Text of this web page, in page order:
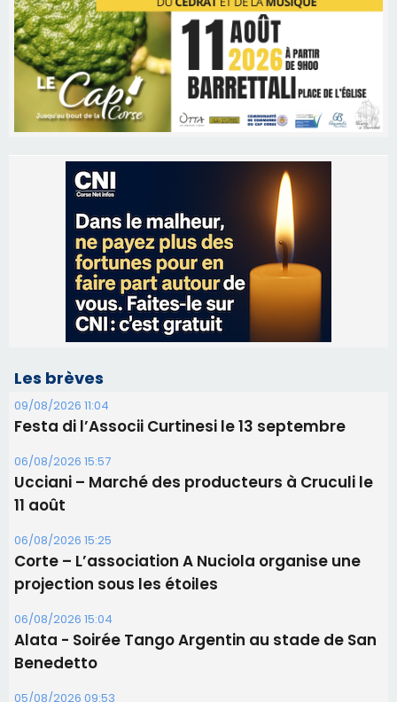
Les brèves
09/08/2026 11:04
Festa di l’Associi Curtinesi le 13 septembre
06/08/2026 15:57
Ucciani – Marché des producteurs à Cruculi le
06/08/2026 15:25
Corte – L’association A Nuciola organise une
projection sous les étoiles
06/08/2026 15:04
Alata - Soirée Tango Argentin au stade de San
Benedetto
05/08/2026 09:53
Biguglia : messe de la Sainte-Marie et
procession le 14 août
31/07/2026 08:24
Tennis - Début ce week-end du tournoi du
RCPV